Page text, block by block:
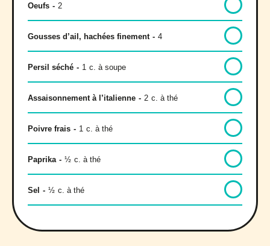
Oeufs - 2
Gousses d’ail, hachées finement - 4
Persil séché - 1 c. à soupe
Assaisonnement à l’italienne - 2 c. à thé
Poivre frais - 1 c. à thé
Paprika - ½ c. à thé
Sel - ½ c. à thé